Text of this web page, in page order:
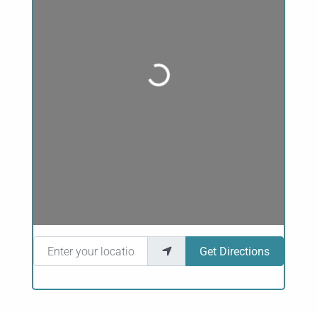
Loading...
Enter your location
Get Directions